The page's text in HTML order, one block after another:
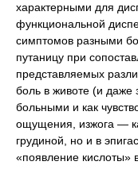
характерными для
функциональной
симптомов разными
путаницу при
представляемых
боль в животе (и даже
больными и как
ощущения, изжога —
грудиной, но и в
«появление кислоты»